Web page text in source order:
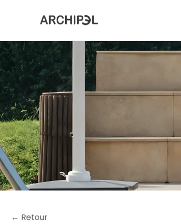
← Retour